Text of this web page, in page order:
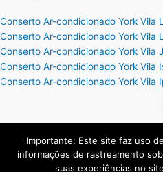
Conserto Ar-condicionado York Vila
Conserto Ar-condicionado York Vila
Conserto Ar-condicionado York Vila
Conserto Ar-condicionado York Vila
Conserto Ar-condicionado York Vila
Copyright © 2026 York
Página de
Importante: Este site faz uso
informações de rastreamento
suas experiências no